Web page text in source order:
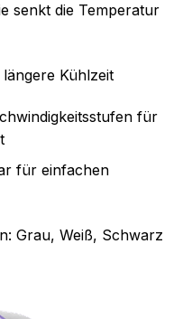
senkt die Temperatur
Kühlzeit
für
für einfachen
Grau, Weiß, Schwarz